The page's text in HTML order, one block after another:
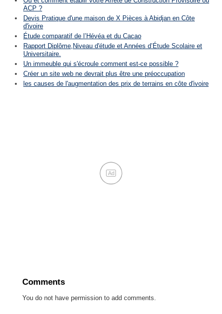
ACP ?
Devis Pratique d'une maison de X Pièces à Abidjan en Côte
d'ivoire
Étude comparatif de l’Hévéa et du Cacao
Rapport Diplôme,Niveau d'étude et Années d’Étude Scolaire et
Universitaire.
Un immeuble qui s'écroule comment est-ce possible ?
Créer un site web ne devrait plus être une préoccupation
les causes de l'augmentation des prix de terrains en côte d'ivoire
Ad
Comments
You do not have permission to add comments.